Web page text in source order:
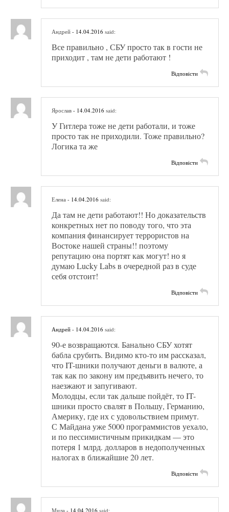
Андрей - 14.04.2016 said:
Все правильно , СБУ просто так в гости не
приходит , там не дети работают !
Відповісти
Ярослав - 14.04.2016 said:
У Гитлера тоже не дети работали, и тоже
просто так не приходили. Тоже правильно?
Логика та же
Відповісти
Елена - 14.04.2016 said:
Да там не дети работают!! Но доказательств
конкретных нет по поводу того, что эта
компания финансирует террористов на
Востоке нашей страны!! поэтому
репутацию она портят как могут! но я
думаю Lucky Labs в очередной раз в суде
себя отстоит!
Відповісти
Андрей - 14.04.2016 said:
90-е возвращаются. Банально СБУ хотят
бабла срубить. Видимо кто-то им рассказал,
что IT-шники получают деньги в валюте, а
так как по закону им предъявить нечего, то
наезжают и запугивают.
Молодцы, если так дальше пойдёт, то IT-
шники просто свалят в Польшу, Германию,
Америку, где их с удовольствием примут.
С Майдана уже 5000 программистов уехало,
и по пессимистичным прикидкам — это
потеря 1 млрд. долларов в недополученных
налогах в ближайшие 20 лет.
Відповісти
Мила - 14.04.2016 said: